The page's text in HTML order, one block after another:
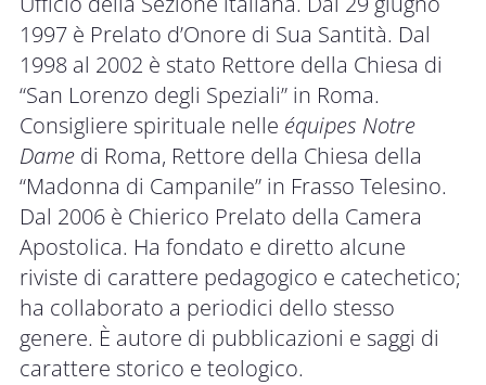
1997 è Prelato d’Onore di Sua Santità. Dal
1998 al 2002 è stato Rettore della Chiesa di
“San Lorenzo degli Speziali” in Roma.
Consigliere spirituale nelle équipes Notre
Dame di Roma, Rettore della Chiesa della
“Madonna di Campanile” in Frasso Telesino.
Dal 2006 è Chierico Prelato della Camera
Apostolica. Ha fondato e diretto alcune
riviste di carattere pedagogico e catechetico;
ha collaborato a periodici dello stesso
genere. È autore di pubblicazioni e saggi di
carattere storico e teologico.